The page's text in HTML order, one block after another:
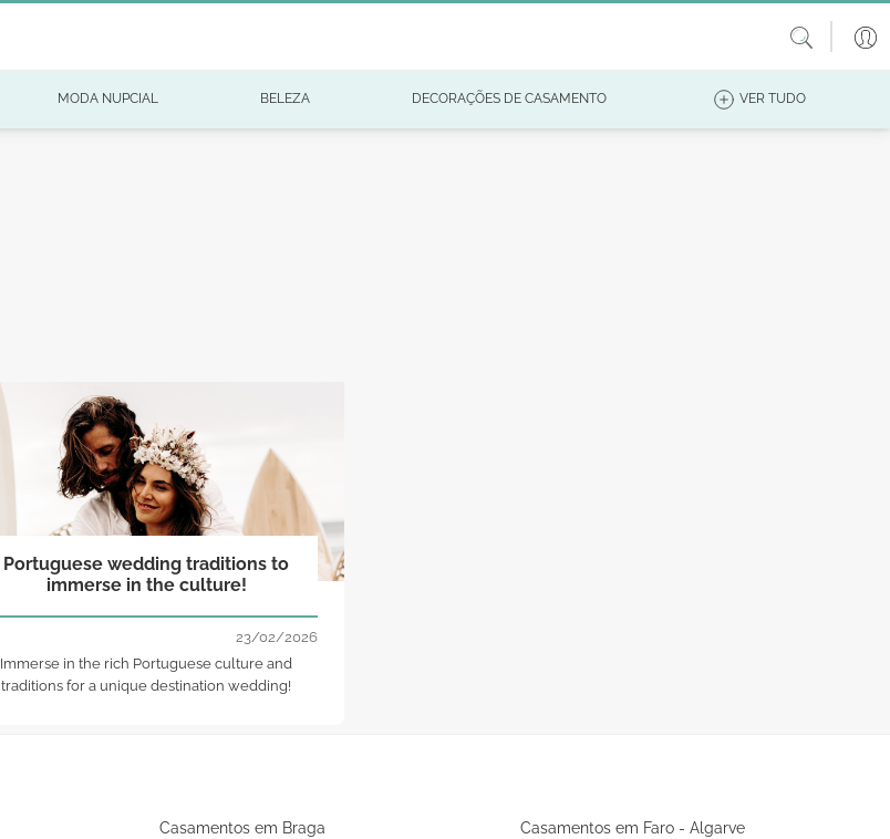
MODA NUPCIAL BELEZA DECORAÇÕES DE CASAMENTO VER TUDO
Portuguese wedding traditions to
immerse in the culture!
23/02/2026
Immerse in the rich Portuguese culture and
traditions for a unique destination wedding!
Casamentos em Braga
Casamentos em Faro - Algarve